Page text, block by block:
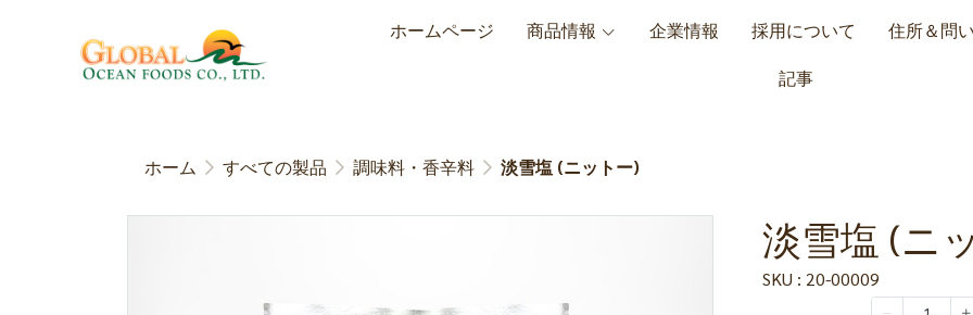
ホームページ 商品情報 企業情報 採用について 住所＆問
記事
ホーム すべての製品 調味料・香辛料 淡雪塩 (ニットー)
淡雪塩 (ニ
SKU : 20-00009